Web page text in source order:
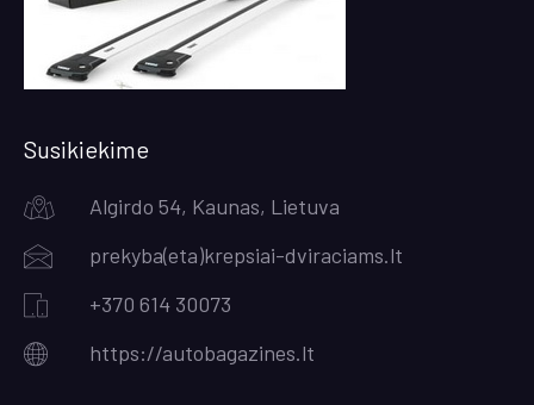
Susikiekime
Algirdo 54, Kaunas, Lietuva
prekyba(eta)krepsiai-dviraciams.lt
+370 614 30073
https://autobagazines.lt